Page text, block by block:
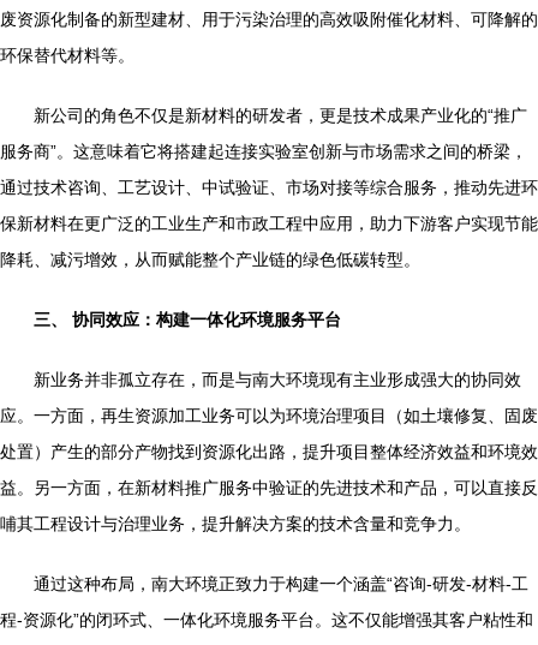
废资源化制备的新型建材、用于污染治理的高效吸附催化材料、可降解的
环保替代材料等。
新公司的角色不仅是新材料的研发者，更是技术成果产业化的“推广
服务商”。这意味着它将搭建起连接实验室创新与市场需求之间的桥梁，
通过技术咨询、工艺设计、中试验证、市场对接等综合服务，推动先进环
保新材料在更广泛的工业生产和市政工程中应用，助力下游客户实现节能
降耗、减污增效，从而赋能整个产业链的绿色低碳转型。
三、 协同效应：构建一体化环境服务平台
新业务并非孤立存在，而是与南大环境现有主业形成强大的协同效
应。一方面，再生资源加工业务可以为环境治理项目（如土壤修复、固废
处置）产生的部分产物找到资源化出路，提升项目整体经济效益和环境效
益。另一方面，在新材料推广服务中验证的先进技术和产品，可以直接反
哺其工程设计与治理业务，提升解决方案的技术含量和竞争力。
通过这种布局，南大环境正致力于构建一个涵盖“咨询-研发-材料-工
程-资源化”的闭环式、一体化环境服务平台。这不仅能增强其客户粘性和